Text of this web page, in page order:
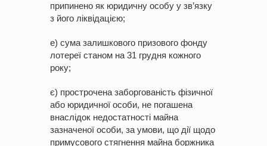
припинено як юридичну особу у зв’язку
з його ліквідацією;
е) сума залишкового призового фонду
лотереї станом на 31 грудня кожного
року;
є) прострочена заборгованість фізичної
або юридичної особи, не погашена
внаслідок недостатності майна
зазначеної особи, за умови, що дії щодо
примусового стягнення майна боржника